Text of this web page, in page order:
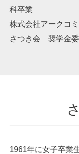
科卒業
株式会社アークコ
さつき会 奨学金
1961年に女子卒業